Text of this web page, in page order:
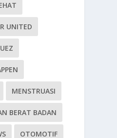
UNITED
MENSTRUASI
BERAT BADAN
OTOMOTIF